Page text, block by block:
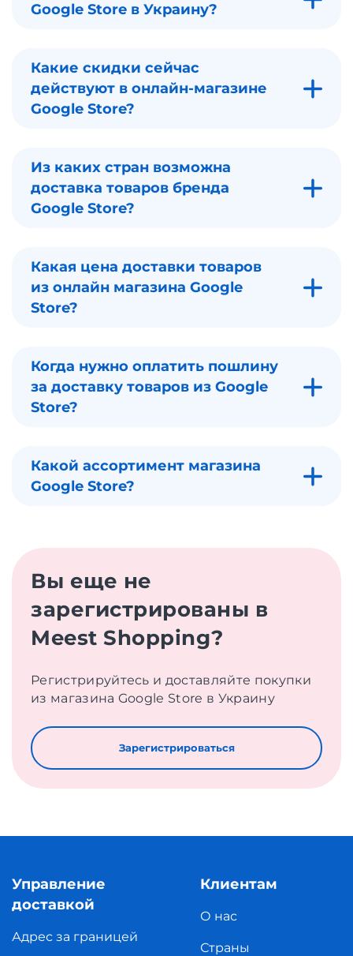
Google Store в Украину?
Какие скидки сейчас
действуют в онлайн-магазине
Google Store?
Из каких стран возможна
доставка товаров бренда
Google Store?
Какая цена доставки товаров
из онлайн магазина Google
Store?
Когда нужно оплатить пошлину
за доставку товаров из Google
Store?
Какой ассортимент магазина
Google Store?
Вы еще не
зарегистрированы в
Meest Shopping?
Регистрируйтесь и доставляйте покупки
из магазина Google Store в Украину
Зарегистрироваться
Управление
доставкой
Адрес за границей
Клиентам
О нас
Страны